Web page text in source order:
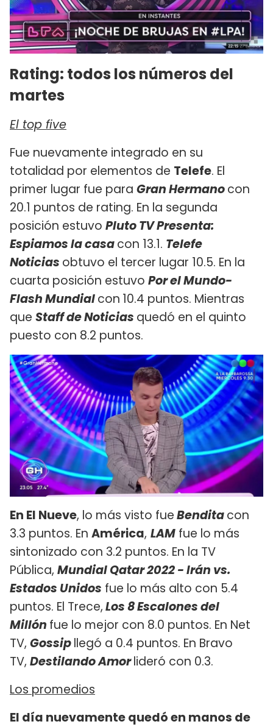
Rating: todos los números del
martes
El top five
Fue nuevamente integrado en su
totalidad por elementos de Telefe. El
primer lugar fue para Gran Hermanocon
20.1 puntos de rating. En la segunda
posición estuvo Pluto TV Presenta:
Espiamos la casacon 13.1. Telefe
Noticias obtuvo el tercer lugar 10.5. En la
cuarta posición estuvo Por el Mundo-
Flash Mundialcon 10.4 puntos. Mientras
que Staff de Noticias quedó en el quinto
puesto con 8.2 puntos.
En El Nueve, lo más visto fueBenditacon
3.3 puntos. En América, LAM fue lo más
sintonizado con 3.2 puntos. En la TV
Pública, Mundial Qatar 2022 - Irán vs.
Estados Unidos fue lo más alto con 5.4
puntos. El Trece,Los 8 Escalones del
Millón fue lo mejor con 8.0 puntos. En Net
TV, Gossipllegó a 0.4 puntos. En Bravo
TV, Destilando Amorlideró con 0.3.
Los promedios
El día nuevamente quedó en manos de